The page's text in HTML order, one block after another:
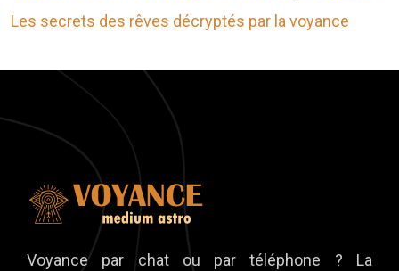
Les secrets des rêves décryptés par la voyance
Voyance par chat ou par téléphone ? La